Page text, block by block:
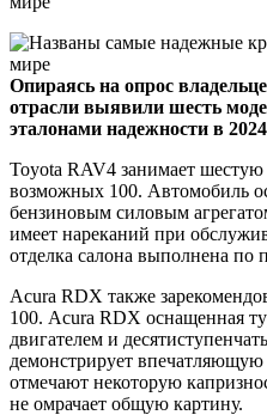
Опираясь на опрос
отрасли выявили шесть
эталонами надежности в 2024
Toyota RAV4 занимает
возможных 100. Автомобиль
бензиновым силовым
имеет нареканий при
отделка салона выполнена по
Acura RDX также
100. Acura RDX оснащенная
двигателем и
демонстрирует
отмечают некоторую
не омрачает общую картину.